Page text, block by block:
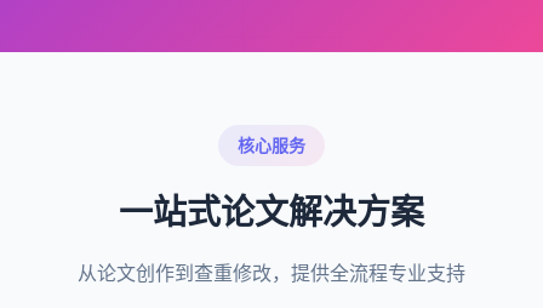
核心服务
一站式论文解决方案
从论文创作到查重修改，提供全流程专业支持